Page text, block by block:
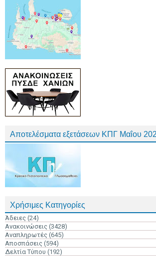
Αποτελέσματα εξετάσεων ΚΠΓ Μαΐου
Χρήσιμες Κατηγορίες
Άδειες (24)
Ανακοινώσεις (3428)
Αναπληρωτές (645)
Αποσπάσεις (594)
Δελτία Τύπου (192)